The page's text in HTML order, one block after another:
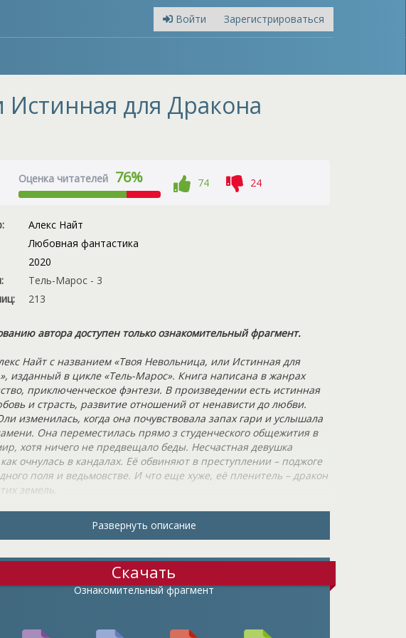
Войти Зарегистрироваться
для Дракона
Оценка читателей 76% 74 24
Алекс Найт
Любовная фантастика
2020
Тель-Марос - 3
213
автора доступен только ознакомительный фрагмент.
Найт с названием «Твоя Невольница, или Истинная для
изданный в цикле «Тель-Марос». Книга написана в жанрах
приключенческое фэнтези. В произведении есть истинная
и страсть, развитие отношений от ненависти до любви.
изменилась, когда она почувствовала запах гари и услышала
Она переместилась прямо з студенческого общежития в
хотя ничего не предвещало беды. Несчастная девушка
очнулась в кандалах. Её обвиняют в преступлении – поджоге
поля и ведьмовстве. И что еще хуже, её пленитель – дракон
земель.
или служение. И она выбирает второй вариант. Девушка совсем
отдавать свой магический резерв дракону, чтобы умереть –
на что она может рассчитывать. Но жизнь бывает такой
на ту, которая доставила ему уйму хлопот, но почему-то ему
Развернуть описание
Скачать
Ознакомительный фрагмент